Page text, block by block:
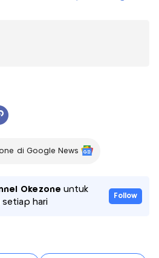
di Google News
Okezone untuk
hari
Follow